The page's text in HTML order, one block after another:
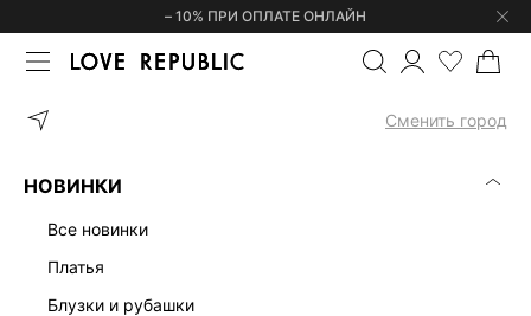
– 10% ПРИ ОПЛАТЕ ОНЛАЙН
Сменить город
НОВИНКИ
все новинки
платья
блузки и рубашки
ГЛАВНАЯ